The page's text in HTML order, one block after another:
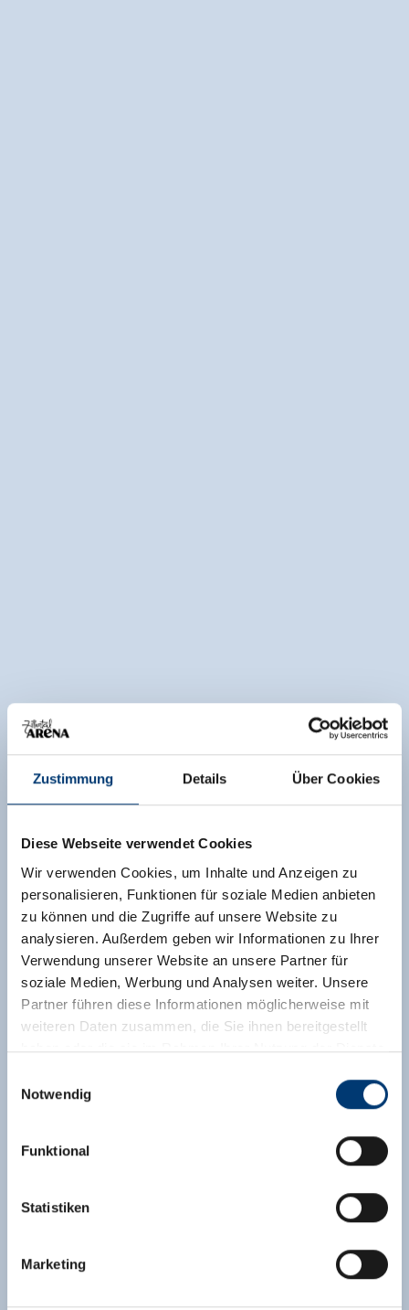
Zustimmung Details Über Cookies
Diese Webseite verwendet Cookies
Wir verwenden Cookies, um Inhalte und Anzeigen zu
personalisieren, Funktionen für soziale Medien anbieten
zu können und die Zugriffe auf unsere Website zu
analysieren. Außerdem geben wir Informationen zu Ihrer
Verwendung unserer Website an unsere Partner für
soziale Medien, Werbung und Analysen weiter. Unsere
Partner führen diese Informationen möglicherweise mit
weiteren Daten zusammen, die Sie ihnen bereitgestellt
haben oder die sie im Rahmen Ihrer Nutzung der Dienste
Rohr 23// A-6280 Zell am Ziller
www.zillertalarena.com
Notwendig
Funktional
Statistiken
Marketing